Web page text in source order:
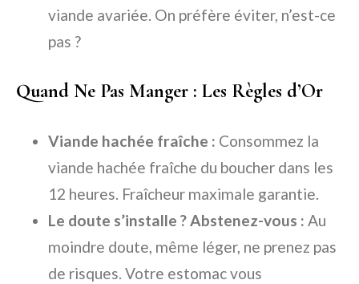
viande avariée. On préfère éviter, n’est-ce
pas ?
Quand Ne Pas Manger : Les Règles d’Or
Viande hachée fraîche : Consommez la
viande hachée fraîche du boucher dans les
12 heures. Fraîcheur maximale garantie.
Le doute s’installe ? Abstenez-vous : Au
moindre doute, même léger, ne prenez pas
de risques. Votre estomac vous